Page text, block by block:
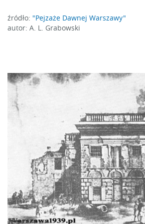
źródło: "Pejzaże Dawnej Warszawy"
autor: A. L. Grabowski